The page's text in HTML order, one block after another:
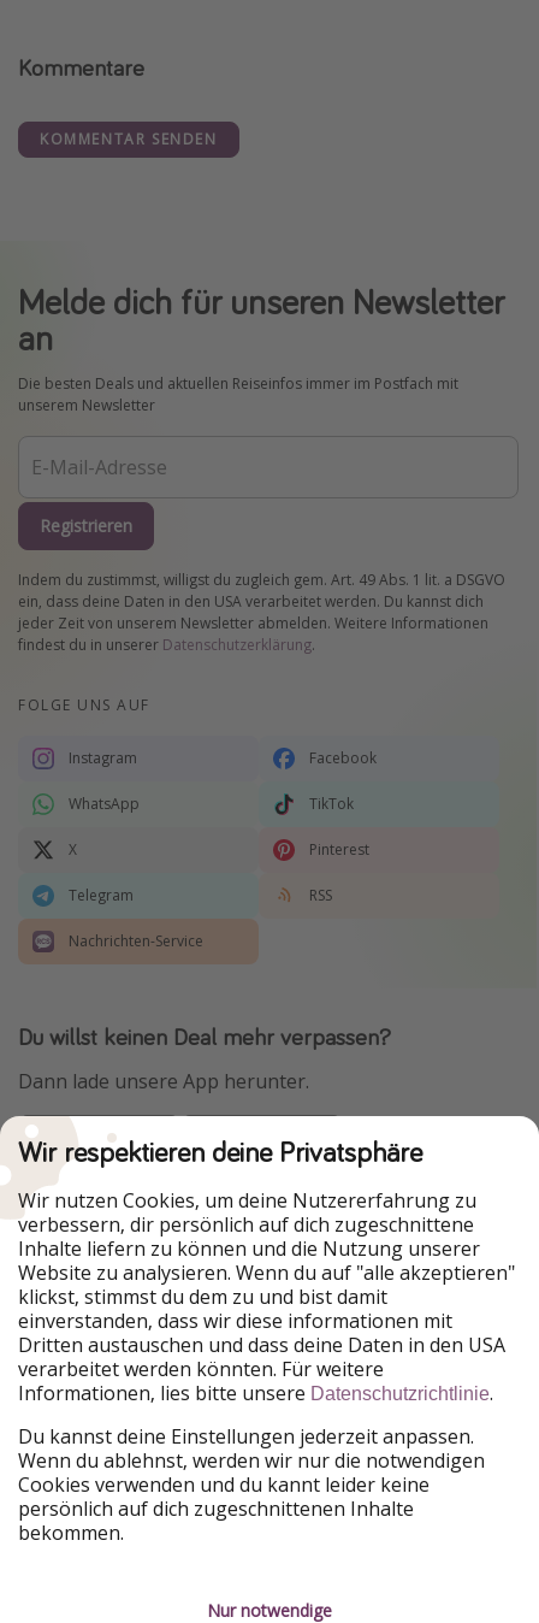
Kommentare
KOMMENTAR SENDEN
Melde dich für unseren Newsletter
an
Die besten Deals und aktuellen Reiseinfos immer im Postfach mit
unserem Newsletter
Registrieren
Indem du zustimmst, willigst du zugleich gem. Art. 49 Abs. 1 lit. a DSGVO
ein, dass deine Daten in den USA verarbeitet werden. Du kannst dich
jeder Zeit von unserem Newsletter abmelden. Weitere Informationen
findest du in unserer Datenschutzerklärung.
FOLGE UNS AUF
Instagram Facebook
WhatsApp TikTok
X Pinterest
Telegram RSS
Nachrichten-Service
Du willst keinen Deal mehr verpassen?
Dann lade unsere App herunter.
Urlaubspiraten ist Teil der HolidayPirates Group
Unsere Märkte
PiratinViaggio
HolidayPirates
VakantiePiraten
WakacyjniPiraci
VoyagesPirates
Ferienpiraten
Urlaubspiraten
ViajerosPiratas
TravelPirates
HolidayPirates Group
Lerne uns kennen
Über uns
Rechtliches
Wir respektieren deine Privatsphäre
Wir nutzen Cookies, um deine Nutzererfahrung zu
verbessern, dir persönlich auf dich zugeschnittene
Inhalte liefern zu können und die Nutzung unserer
Website zu analysieren. Wenn du auf "alle akzeptieren"
klickst, stimmst du dem zu und bist damit
einverstanden, dass wir diese informationen mit
Dritten austauschen und dass deine Daten in den USA
verarbeitet werden könnten. Für weitere
Informationen, lies bitte unsere Datenschutzrichtlinie.
Du kannst deine Einstellungen jederzeit anpassen.
Wenn du ablehnst, werden wir nur die notwendigen
Cookies verwenden und du kannt leider keine
persönlich auf dich zugeschnittenen Inhalte
bekommen.
Nur notwendige